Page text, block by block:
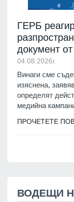
ГЕРБ
документ
04.08.2026г.
Винаги сме
изяснена,
определят
медийна
ПРОЧЕТЕТЕ
ВОДЕЩИ